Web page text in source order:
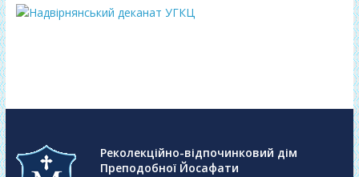
Реколекційно-відпочинковий дім
Преподобної Йосафати